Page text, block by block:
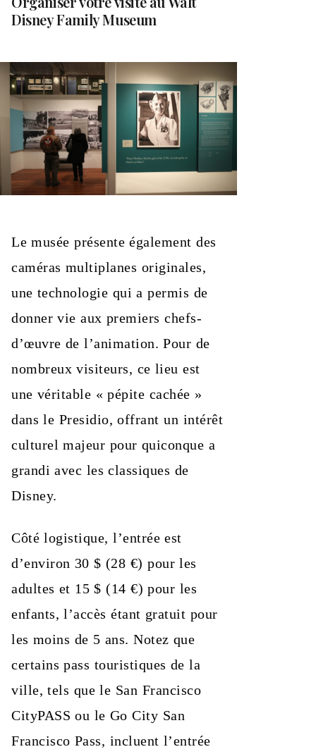
Disney Family Museum
Le musée présente également des
caméras multiplanes originales,
une technologie qui a permis de
donner vie aux premiers chefs-
d’œuvre de l’animation. Pour de
nombreux visiteurs, ce lieu est
une véritable « pépite cachée »
dans le Presidio, offrant un intérêt
culturel majeur pour quiconque a
grandi avec les classiques de
Disney.
Côté logistique, l’entrée est
d’environ 30 $ (28 €) pour les
adultes et 15 $ (14 €) pour les
enfants, l’accès étant gratuit pour
les moins de 5 ans. Notez que
certains pass touristiques de la
ville, tels que le San Francisco
CityPASS ou le Go City San
Francisco Pass, incluent l’entrée